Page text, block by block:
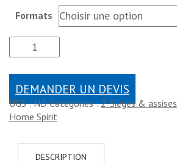
Formats
DEMANDER UN DEVIS
UGS :ND Catégories :2. Sièges & assises
Home Spirit
DESCRIPTION